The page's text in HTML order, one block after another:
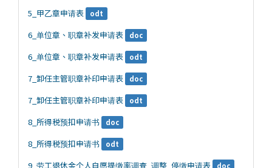
5_甲乙章申请表 odt
6_单位章、职章补发申请表 doc
6_单位章、职章补发申请表 odt
7_卸任主管职章补印申请表 doc
7_卸任主管职章补印申请表 odt
8_所得税预扣申请书 doc
8_所得税预扣申请书 odt
9_劳工退休金个人自愿提缴率调查_调整_停缴申请表 doc